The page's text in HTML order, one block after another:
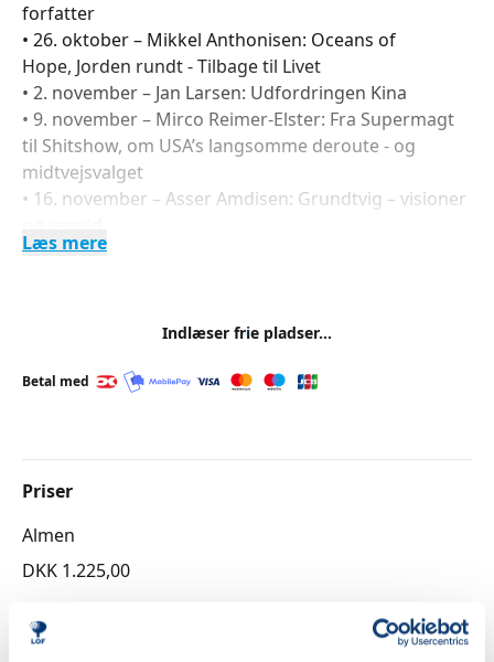
forfatter
• 26. oktober – Mikkel Anthonisen: Oceans of
Hope, Jorden rundt - Tilbage til Livet
• 2. november – Jan Larsen: Udfordringen Kina
• 9. november – Mirco Reimer-Elster: Fra Supermagt
til Shitshow, om USA’s langsomme deroute - og
midtvejsvalget
• 16. november – Asser Amdisen: Grundtvig – visioner
• 23. november – Thomas Ulrik Larsen: – Poul
Alle foredrag finder sted mandage kl. 10.00–11.45 i
Musikhus. Midtvejs holder vi en lille pause, hvor der
bliver serveret kaffe – en god anledning til at snakke
Frokost efter foredrag
på en af byens hyggelige caféer – til en ekstra god
pris. Når du tilmelder dig LOF Mandagstræf, får du
Læs mere
Indlæser frie pladser...
Betal med
Priser
Almen
DKK 1.225,00
Info